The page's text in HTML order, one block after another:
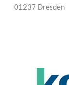
01237 Dresden